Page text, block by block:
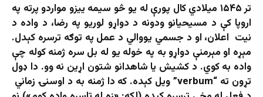
تر ۱۵۴۵ میلادي کال پورې له یو څو سيمه ‌ييزو مواردو پرته په
اروپا کې د مسيحيانو ودونه د دواړو لوریو په رضا، د واده د
نيت اعلان، او د جسمي يووالي د عمل په توګه ترسره کېدل.
مېړه او مېرمنې دواړو به په خوله يو له بل سره ژمنه کوله چې
واده به کوي. د کشيش يا شاهدانو شتون اړين نه‌ وو. دا ډول
تړون ته “verbum” ويل کېده. که دا ژمنه به د اوسنۍ زماني